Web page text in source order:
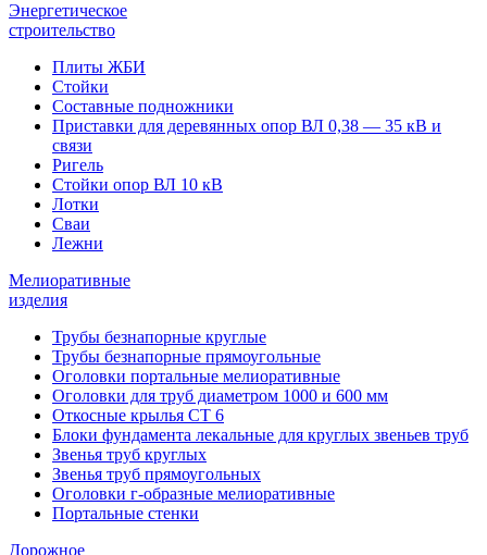
Энергетическое
строительство
Плиты ЖБИ
Стойки
Составные подножники
Приставки для деревянных опор ВЛ 0,38 — 35 кВ и
связи
Ригель
Стойки опор ВЛ 10 кВ
Лотки
Сваи
Лежни
Мелиоративные
изделия
Трубы безнапорные круглые
Трубы безнапорные прямоугольные
Оголовки портальные мелиоративные
Оголовки для труб диаметром 1000 и 600 мм
Откосные крылья СТ 6
Блоки фундамента лекальные для круглых звеньев труб
Звенья труб круглых
Звенья труб прямоугольных
Оголовки г-образные мелиоративные
Портальные стенки
Дорожное